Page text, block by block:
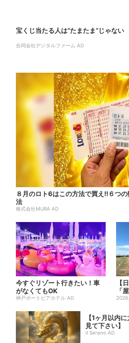
宝くじ当たる人は“たまたま”じゃない
合同会社デジタルファーム AD
８月のロト6はこの方法で買え!!６つ
法
株式会社MURA AD
今すぐリゾート行きたい！車
がなくてもOK
神戸ポートピアホテル AD
【
「
焼
【1ヶ月以内
見て下さい】
Il Sereno AD